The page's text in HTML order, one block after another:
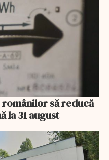
să reducă
la 31 august